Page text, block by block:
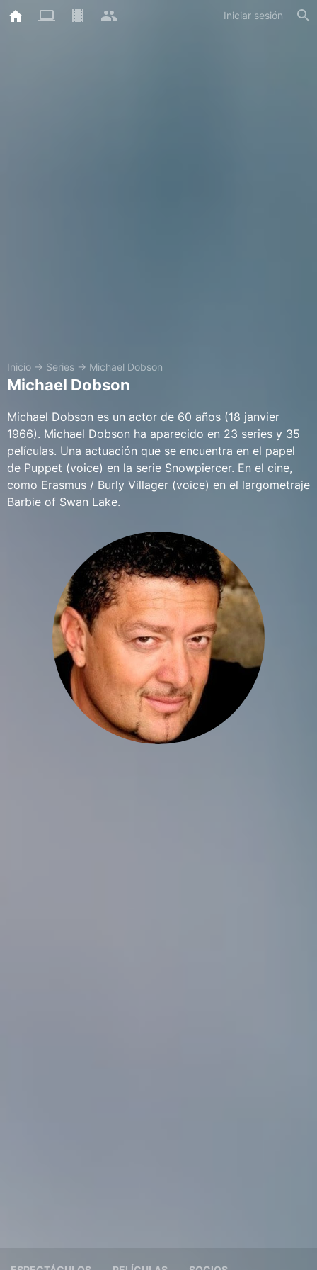
Iniciar sesión
Inicio → Series → Michael Dobson
Michael Dobson
Michael Dobson es un actor de 60 años (18 janvier
1966). Michael Dobson ha aparecido en 23 series y 35
películas. Una actuación que se encuentra en el papel
de Puppet (voice) en la serie Snowpiercer. En el cine,
como Erasmus / Burly Villager (voice) en el largometraje
Barbie of Swan Lake.